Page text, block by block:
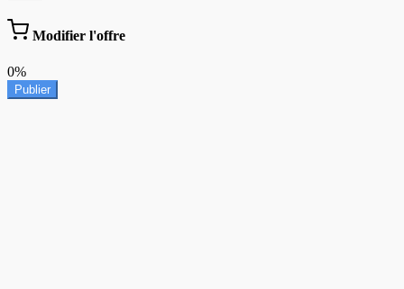
Modifier l'offre
0%
Publier